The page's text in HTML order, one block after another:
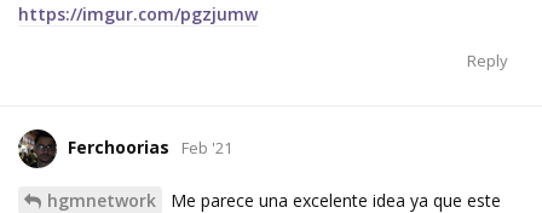
https://imgur.com/pgzjumw
Reply
Ferchoorias Feb '21
hgmnetwork
Me parece una excelente idea ya que este